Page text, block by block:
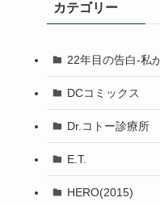
カテゴリー
22年目の告白-私
DCコミックス
Dr.コトー診療所
E.T.
HERO(2015)